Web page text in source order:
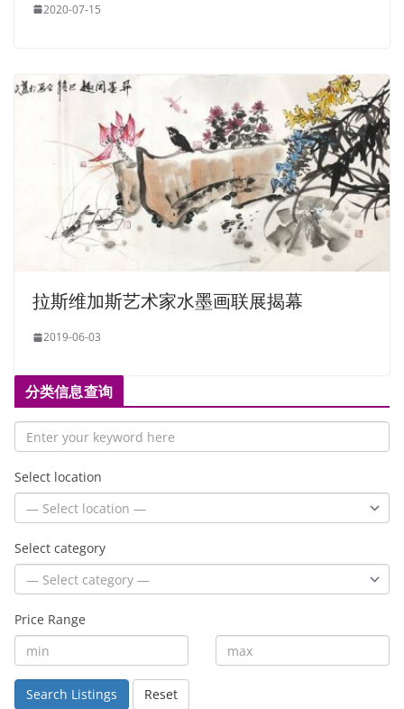
2020-07-15
拉斯维加斯艺术家水墨画联展揭幕
2019-06-03
分类信息查询
Select location
Select category
Price Range
Search Listings Reset